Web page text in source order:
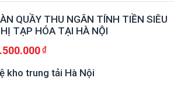
QUẦY THU NGÂN TÍNH TIỀN SIÊU
TẠP HÓA TẠI HÀ NỘI
kho trung tải Hà Nội